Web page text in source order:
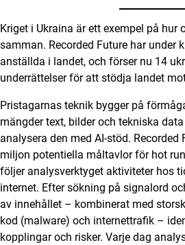
Kriget i Ukraina är ett exempel på hur
samman. Recorded Future har under
anställda i landet, och förser nu 14
underrättelser för att stödja landet
Pristagarnas teknik bygger på
mängder text, bilder och tekniska
analysera den med AI-stöd. Recorded
miljon potentiella måltavlor för hot
följer analysverktyget aktiviteter hos
internet. Efter sökning på signalord
av innehållet – kombinerat med
kod (malware) och internettrafik –
kopplingar och risker. Varje dag